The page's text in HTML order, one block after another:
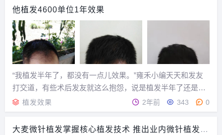
助力新型微针与植发行业深度融...
他植发4600单位1年效果
“我植发半年了，都没有一点儿效果。”雍禾小编天天和发友
打交道，有些术后发友就这么抱怨，说是植发半年了还是和
术前一样，感觉是植发手术失败了。隔着电脑屏幕，本人都
能感到发友的绝望心情。雍禾小编安慰发友，再等等吧，植
发手术成功与否以术后1年为准，有些人确实是半年...
植发效果 2年前 343 0
大麦微针植发掌握核心植发技术 推出业内微针植发